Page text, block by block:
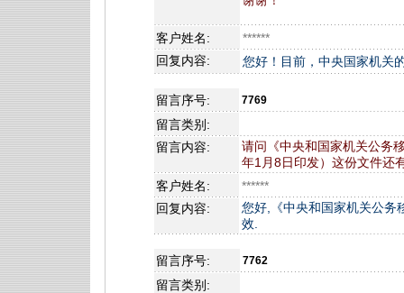
客户姓名:
******
回复内容:
您好！目前，中央国家机关
留言序号: 7769
留言类别:
留言内容:
请问《中央和国家机关公务
年1月8日印发）这份文件还
客户姓名:
******
回复内容:
您好,《中央和国家机关公务
效.
留言序号: 7762
留言类别: